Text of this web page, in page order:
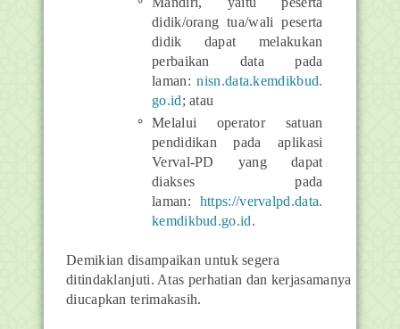
didik/orang tua/wali peserta
didik dapat melakukan
perbaikan data pada
laman:nisn.data.kemdikbud.
go.id; atau
Melalui operator satuan
pendidikan pada aplikasi
Verval-PD yang dapat
diakses pada
laman: https://vervalpd.data.
kemdikbud.go.id.
Demikian disampaikan untuk segera
ditindaklanjuti. Atas perhatian dan kerjasamanya
diucapkan terimakasih.